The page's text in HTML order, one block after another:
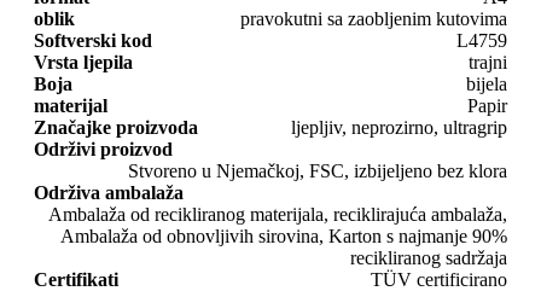
oblik
pravokutni sa zaobljenim kutovima
Softverski kod
L4759
Vrsta ljepila
trajni
Boja
bijela
materijal
Papir
Značajke proizvoda
ljepljiv, neprozirno, ultragrip
Održivi proizvod
Stvoreno u Njemačkoj, FSC, izbijeljeno bez klora
Održiva ambalaža
Ambalaža od recikliranog materijala, reciklirajuća ambalaža,
Ambalaža od obnovljivih sirovina, Karton s najmanje 90%
recikliranog sadržaja
Certifikati
TÜV certificirano